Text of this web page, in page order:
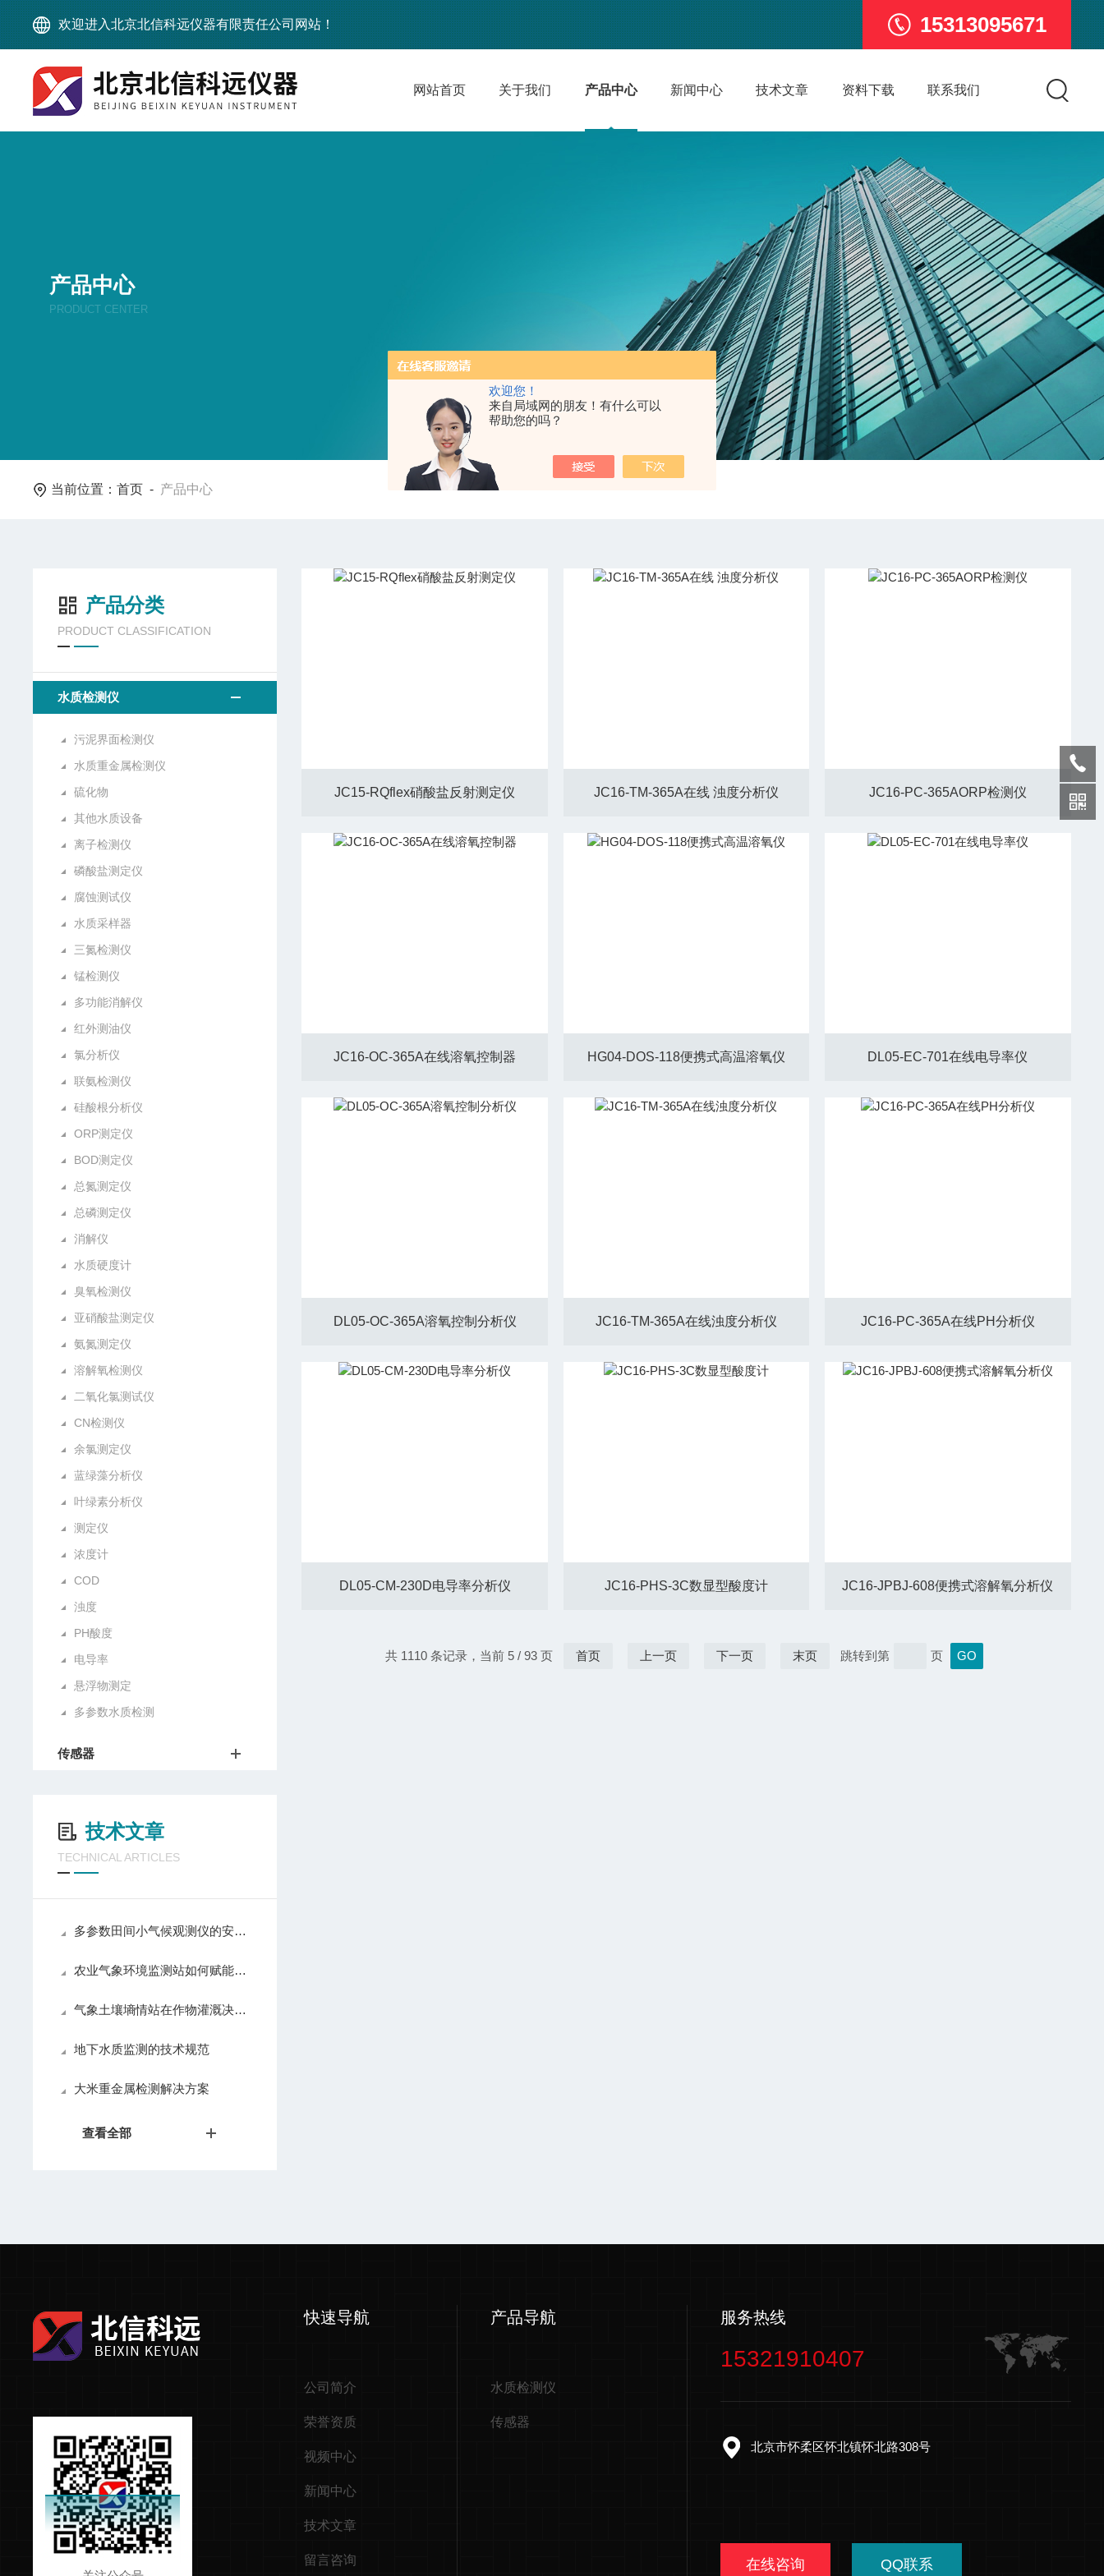
欢迎您！
来自局域网的朋友！有什么可以
帮助您的吗？
欢迎进入北京北信科远仪器有限责任公司网站！ 15313095671
网站首页 关于我们 产品中心 新闻中心 技术文章 资料下载 联系我们
产品中心
PRODUCT CENTER
当前位置：首页 - 产品中心
产品分类
PRODUCT CLASSIFICATION
水质检测仪
污泥界面检测仪
水质重金属检测仪
硫化物
其他水质设备
离子检测仪
磷酸盐测定仪
腐蚀测试仪
水质采样器
三氮检测仪
锰检测仪
多功能消解仪
红外测油仪
氯分析仪
联氨检测仪
硅酸根分析仪
ORP测定仪
BOD测定仪
总氮测定仪
总磷测定仪
消解仪
水质硬度计
臭氧检测仪
亚硝酸盐测定仪
氨氮测定仪
溶解氧检测仪
二氧化氯测试仪
CN检测仪
余氯测定仪
蓝绿藻分析仪
叶绿素分析仪
测定仪
浓度计
COD
浊度
PH酸度
电导率
悬浮物测定
多参数水质检测
传感器
技术文章
TECHNICAL ARTICLES
多参数田间小气候观测仪的安装位置对测量结果有什么影响？
农业气象环境监测站如何赋能高标准农田实现精准灌溉与施肥决策
气象土壤墒情站在作物灌溉决策与节水管理中的应用
地下水质监测的技术规范
大米重金属检测解决方案​
查看全部
JC15-RQflex硝酸盐反射测定仪 JC16-TM-365A在线 浊度分析仪 JC16-PC-365AORP检测仪
JC16-OC-365A在线溶氧控制器 HG04-DOS-118便携式高温溶氧仪 DL05-EC-701在线电导率仪
DL05-OC-365A溶氧控制分析仪 JC16-TM-365A在线浊度分析仪 JC16-PC-365A在线PH分析仪
DL05-CM-230D电导率分析仪 JC16-PHS-3C数显型酸度计 JC16-JPBJ-608便携式溶解氧分析仪
共 1110 条记录，当前 5 / 93 页 首页 上一页 下一页 末页 跳转到第 页
快速导航
公司简介
荣誉资质
视频中心
新闻中心
技术文章
留言咨询
产品导航
水质检测仪
传感器
服务热线
15321910407
北京市怀柔区怀北镇怀北路308号
在线咨询 QQ联系